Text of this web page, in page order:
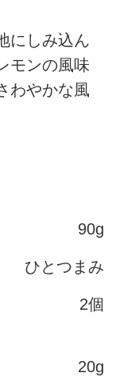
にしみ込ん
モンの風味
わやかな風
90g
ひとつまみ
2個
20g